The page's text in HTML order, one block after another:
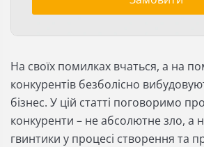
На своїх помилках вчаться, а на
конкурентів безболісно
бізнес. У цій статті поговоримо
конкуренти – не абсолютне зло, а
гвинтики у процесі створення та